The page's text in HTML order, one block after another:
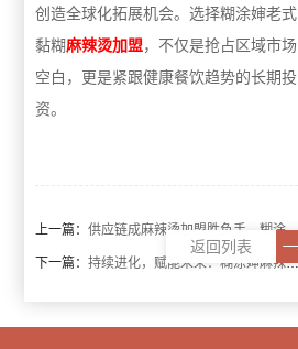
创造全球化拓展机会。选择糊涂婶老式
黏糊麻辣烫加盟，不仅是抢占区域市场
空白，更是紧跟健康餐饮趋势的长期投
资。
上一篇：供应链成麻辣烫加盟胜负手，糊涂婶以专业化定制降本增效
下一篇：持续进化，赋能未来：糊涂婶麻辣烫加盟的创新发展之路
返回列表